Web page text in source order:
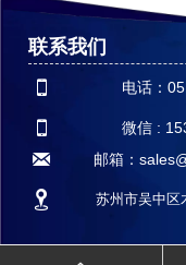
联系我们

电话：
 微信 :
 邮箱：
 苏州市吴中区